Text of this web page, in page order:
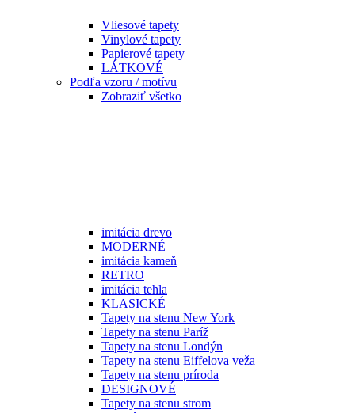
Vliesové tapety
Vinylové tapety
Papierové tapety
LÁTKOVÉ
Podľa vzoru / motívu
Zobraziť všetko
imitácia drevo
MODERNÉ
imitácia kameň
RETRO
imitácia tehla
KLASICKÉ
Tapety na stenu New York
Tapety na stenu Paríž
Tapety na stenu Londýn
Tapety na stenu Eiffelova veža
Tapety na stenu príroda
DESIGNOVÉ
Tapety na stenu strom